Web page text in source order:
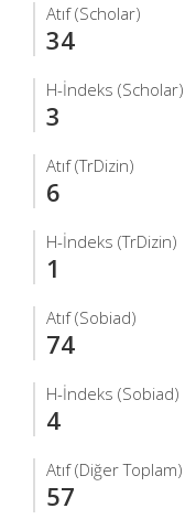
Atıf (Scholar)
34
H-İndeks (Scholar)
3
Atıf (TrDizin)
6
H-İndeks (TrDizin)
1
Atıf (Sobiad)
74
H-İndeks (Sobiad)
4
Atıf (Diğer Toplam)
57